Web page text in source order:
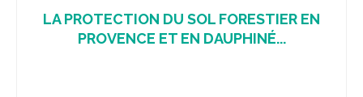
LA PROTECTION DU SOL FORESTIER EN
PROVENCE ET EN DAUPHINÉ...